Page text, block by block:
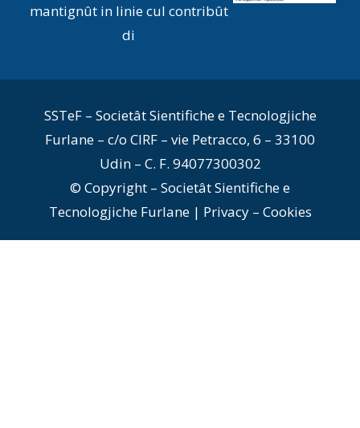
mantignût in linie cul contribût
di
SSTeF – Societât Sientifiche e Tecnologjiche
Furlane – c/o CIRF – vie Petracco, 6 – 33100
Udin – C. F. 94077300302
© Copyright – Societât Sientifiche e
Tecnologjiche Furlane | Privacy– Cookies